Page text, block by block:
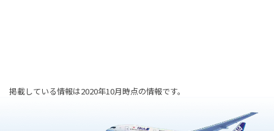
掲載している情報は2020年10月時点の情報です。